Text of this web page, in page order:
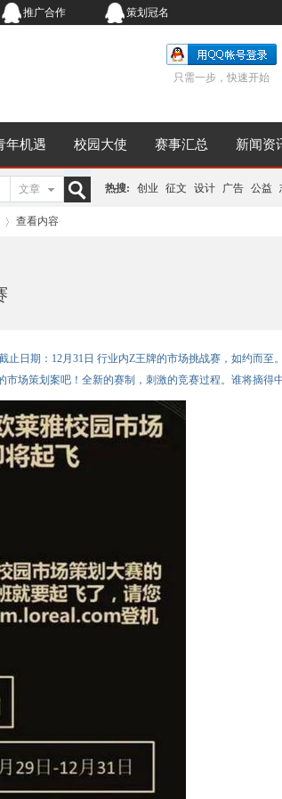
推广合作 策划冠名
只需一步，快速开始
年机遇 校园大使 赛事汇总 新闻资
文章 热搜: 创业 征文 设计 广告 公益
查看内容
止日期：12月31日 行业内Z王牌的市场挑战赛，如约而至
场策划案吧！全新的赛制，刺激的竞赛过程。谁将摘得